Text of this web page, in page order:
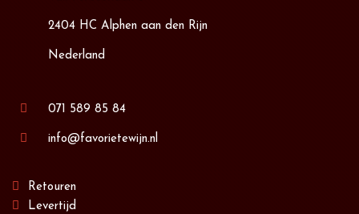
2404 HC Alphen aan den Rijn
Nederland
071 589 85 84
info@favorietewijn.nl
Retouren
Levertijd